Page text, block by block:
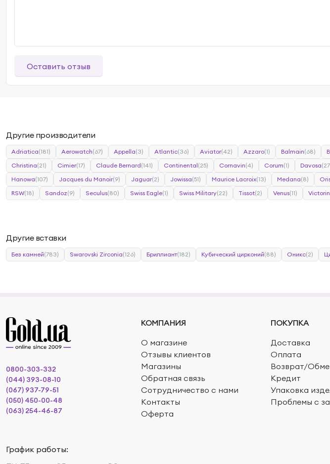
Оставить отзыв
Другие производители
Adriatica(181) Aerowatch(67) Appella(3) Atlantic(36) Aviator(42) Azzaro(1) Balmain(68)
Christina(21) Cimier(17) Claude Bernard(141) Continental(25) Cornavin(4) Corum(1) Davosa
Hanowa(107) Jacques du Manoir(9) Jaguar(2) Jowissa(51) Maurice Lacroix(13) Medana(8)
RSW(18) Sandoz(9) Seculus(80) Swiss Eagle(1) Swiss Military(22) Tissot(2) Venus(11)
Другие вставки
Без камней(783) Swarovski Zirconia(126) Бриллиант(182) Кубический цирконий(88) Оникс(2)
КОМПАНИЯ
О магазине
Отзывы клиентов
Магазины
Обратная связь
Сотрудничество с нами
Контакты
Оферта
ПОКУПКА
Доставка
Оплата
Возврат/
Кредит
Упаковка
Проблемы с
0800-303-332
(044) 393-08-10
(067) 937-79-51
(050) 450-00-48
(063) 254-46-87
График работы: